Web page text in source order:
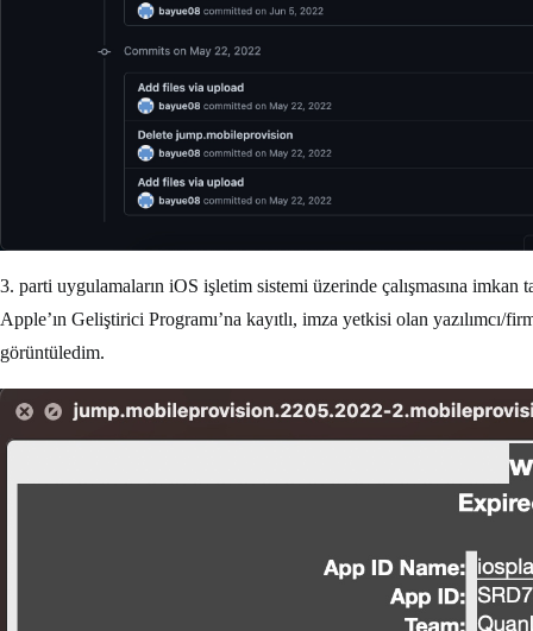
3. parti uygulamaların iOS işletim sistemi üzerinde çalışmasına imkan
Apple’ın Geliştirici Programı’na kayıtlı, imza yetkisi olan yazılımcı/
görüntüledim.